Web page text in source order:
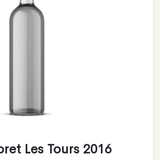
Les Tours 2016